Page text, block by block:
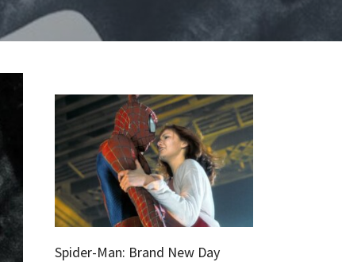
Spider-Man: Brand New Day